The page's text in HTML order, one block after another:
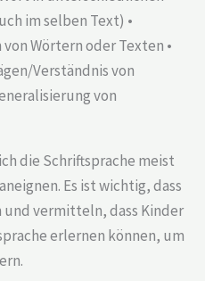
im selben Text) •
Wörtern oder Texten •
Verständnis von
von
die Schriftsprache meist
Es ist wichtig, dass
und vermitteln, dass Kinder
erlernen können, um